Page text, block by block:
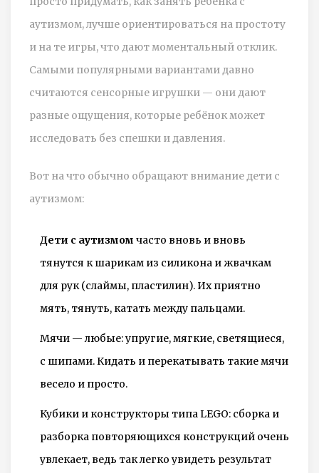
аутизмом, лучше ориентироваться на простоту
и на те игры, что дают моментальный отклик.
Самыми популярными вариантами давно
считаются сенсорные игрушки — они дают
разные ощущения, которые ребёнок может
исследовать без спешки и давления.
Вот на что обычно обращают внимание дети с
аутизмом:
Дети с аутизмом часто вновь и вновь
тянутся к шарикам из силикона и жвачкам
для рук (слаймы, пластилин). Их приятно
мять, тянуть, катать между пальцами.
Мячи — любые: упругие, мягкие, светящиеся,
с шипами. Кидать и перекатывать такие мячи
весело и просто.
Кубики и конструкторы типа LEGO: сборка и
разборка повторяющихся конструкций очень
увлекает, ведь так легко увидеть результат